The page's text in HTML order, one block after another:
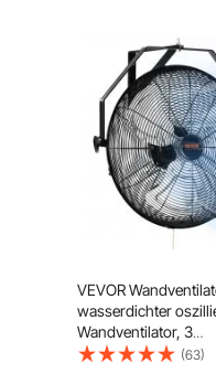
Stellen Sie die
VEVOR
wasserdichter
Wandventilator, 3
Geschwindigkeiten,
(63)